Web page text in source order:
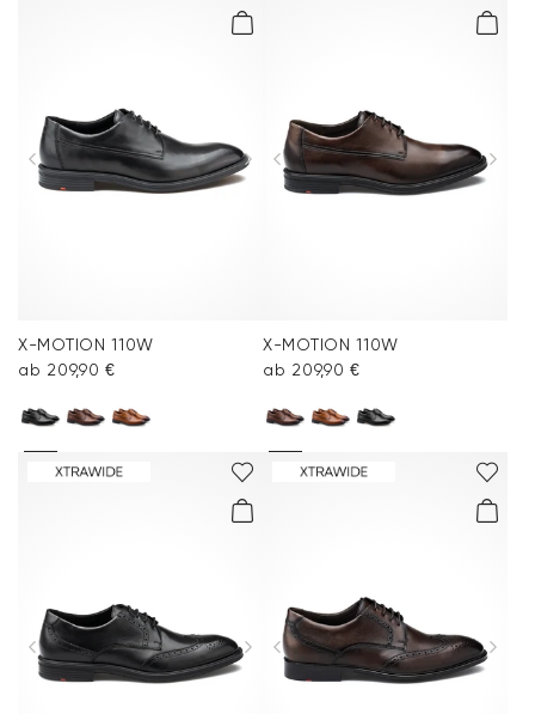
X-MOTION 110W
ab 209,90 €
X-MOTION 110W
ab 209,90 €